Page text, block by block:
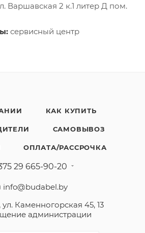
Варшавская 2 к.1 литер Д пом.
сервисный центр
КАК КУПИТЬ
САМОВЫВОЗ
ОПЛАТА/РАССРОЧКА
29 665-90-20
info@budabel.by
ул. Каменногорская 45, 13
администрации